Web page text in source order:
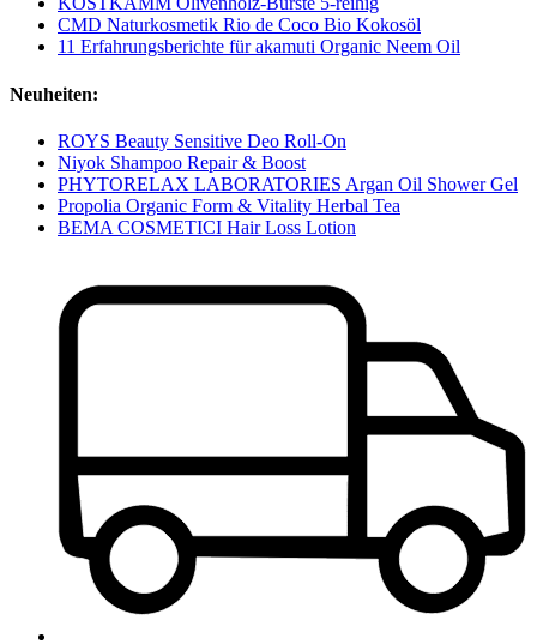
CMD Naturkosmetik Rio de Coco Bio Kokosöl
11 Erfahrungsberichte für akamuti Organic Neem Oil
Neuheiten:
ROYS Beauty Sensitive Deo Roll-On
Niyok Shampoo Repair & Boost
PHYTORELAX LABORATORIES Argan Oil Shower Gel
Propolia Organic Form & Vitality Herbal Tea
BEMA COSMETICI Hair Loss Lotion